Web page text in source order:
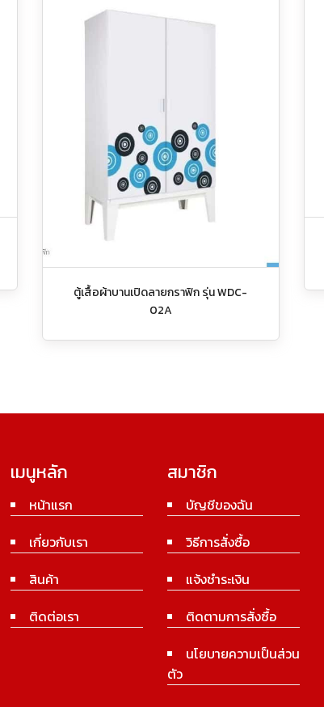
ตู้เสื้อผ้าบานเปิดลายกราฟิก รุ่น WDC-
02A
เมนูหลัก
หน้าแรก
เกี่ยวกับเรา
สินค้า
ติดต่อเรา
สมาชิก
บัญชีของฉัน
วิธีการสั่งซื้อ
แจ้งชำระเงิน
ติดตามการสั่งซื้อ
นโยบายความเป็นส่วน
ตัว